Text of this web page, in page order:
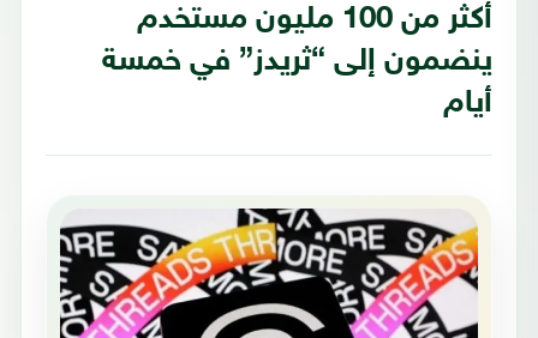
أكثر من 100 مليون مستخدم
ينضمون إلى “ثريدز” في خمسة
أيام